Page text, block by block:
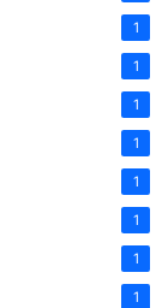
1
1
1
1
1
1
1
1